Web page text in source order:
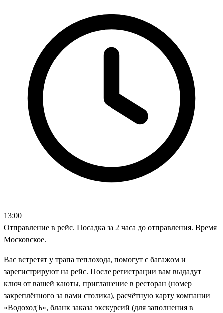
13:00
Отправление в рейс. Посадка за 2 часа до отправления. Время
Московское.
Вас встретят у трапа теплохода, помогут с багажом и
зарегистрируют на рейс. После регистрации вам выдадут
ключ от вашей каюты, приглашение в ресторан (номер
закреплённого за вами столика), расчётную карту компании
«ВодоходЪ», бланк заказа экскурсий (для заполнения в